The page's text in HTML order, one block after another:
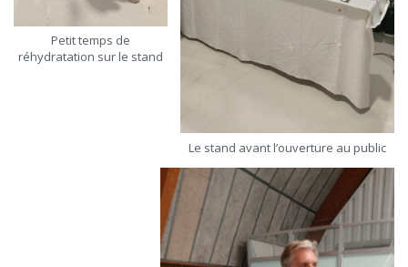
Le stand avant l’ouverture au public
Petit temps de
réhydratation sur le stand